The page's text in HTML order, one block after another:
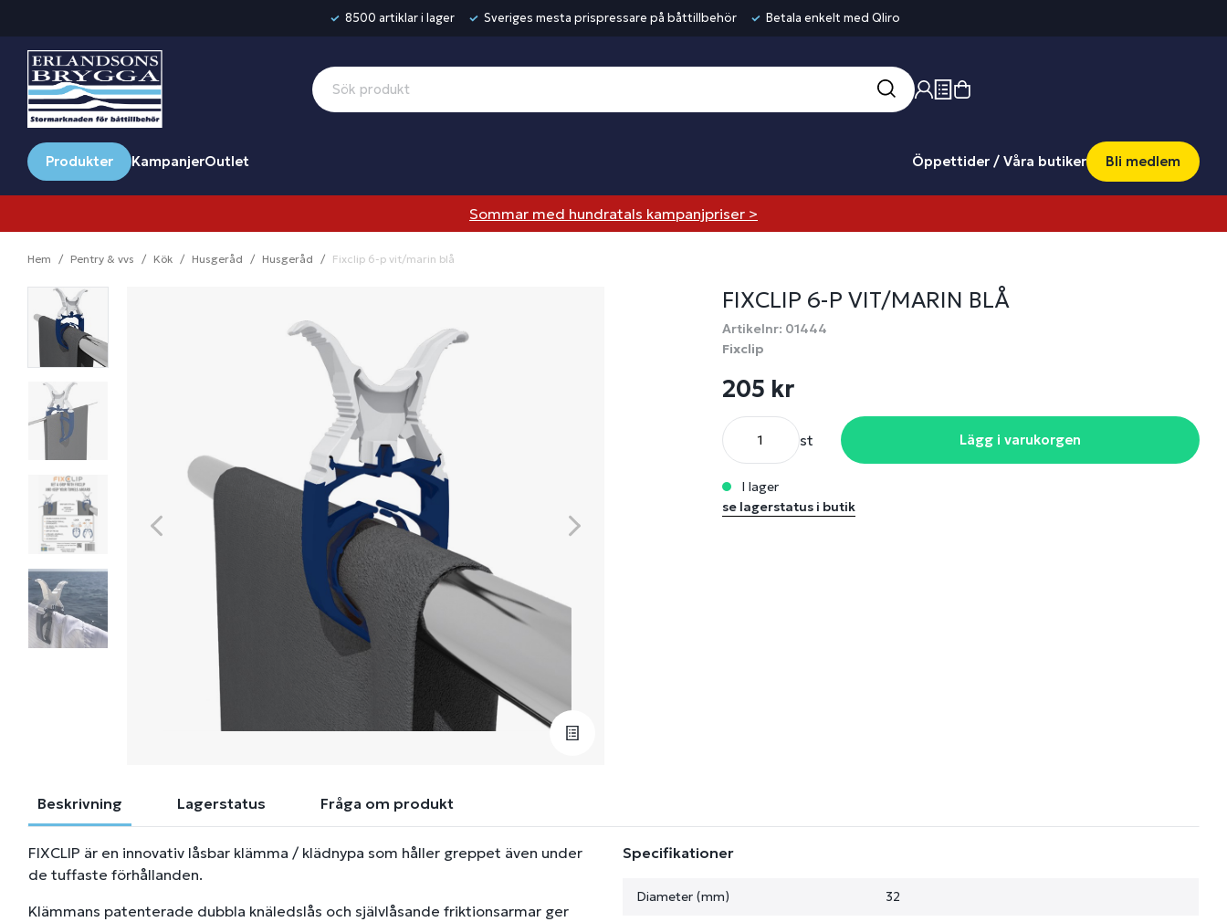
8500 artiklar i lager Sveriges mesta prispressare på båttillbehör Betala enkelt med Qliro
Produkter KampanjerOutlet Öppettider / Våra butiker Bli medlem
Sommar med hundratals kampanjpriser >
Hem Pentry & vvs Kök Husgeråd Husgeråd Fixclip 6-p vit/marin blå
FIXCLIP 6-P VIT/MARIN BLÅ
Artikelnr: 01444
Fixclip
205 kr
st Lägg i varukorgen
i lager
se lagerstatus i butik
Beskrivning Lagerstatus Fråga om produkt
FIXCLIP är en innovativ låsbar klämma / klädnypa som håller greppet även under
de tuffaste förhållanden.
Klämmans patenterade dubbla knäledslås och självlåsande friktionsarmar ger
Specifikationer
Diameter (mm) 32